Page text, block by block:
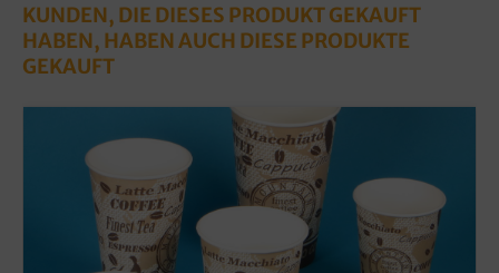
KUNDEN, DIE DIESES PRODUKT GEKAUFT
HABEN, HABEN AUCH DIESE PRODUKTE
GEKAUFT